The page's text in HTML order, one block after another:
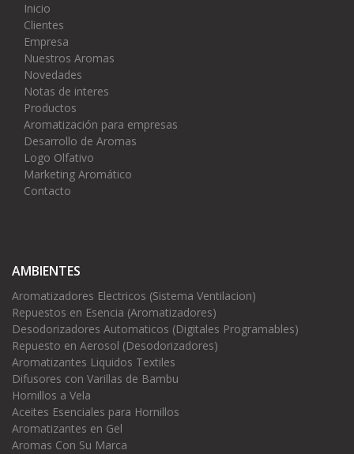
Inicio
Clientes
Empresa
Nuestros Aromas
Novedades
Notas de interes
Productos
Aromatización para empresas
Desarrollo de Aromas
Logo Olfativo
Marketing Aromático
Contacto
AMBIENTES
Aromatizadores Electricos (Sistema Ventilacion)
Repuestos en Esencia (Aromatizadores)
Desodorizadores Automaticos (Digitales Programables)
Repuesto en Aerosol (Desodorizadores)
Aromatizantes Liquidos Textiles
Difusores con Varillas de Bambu
Hornillos a Vela
Aceites Esenciales para Hornillos
Aromatizantes en Gel
Aromas Con Su Marca